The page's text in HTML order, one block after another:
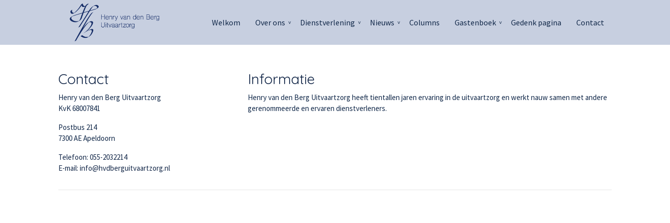
Welkom Over ons Dienstverlening Nieuws Columns Gastenboek Gedenk pagina Contact
Contact
Henry van den Berg Uitvaartzorg
KvK 68007841
Postbus 214
7300 AE Apeldoorn
Telefoon: 055-2032214
E-mail: info@hvdberguitvaartzorg.nl
Informatie
Henry van den Berg Uitvaartzorg heeft tientallen jaren ervaring in de uitvaartzorg en werkt nauw samen met andere
gerenommeerde en ervaren dienstverleners.